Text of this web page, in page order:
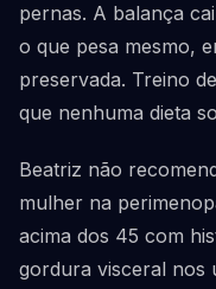
pernas. A balança
o que pesa mesmo,
preservada. Treino
que nenhuma dieta
Beatriz não
mulher na
acima dos 45 com
gordura visceral nos